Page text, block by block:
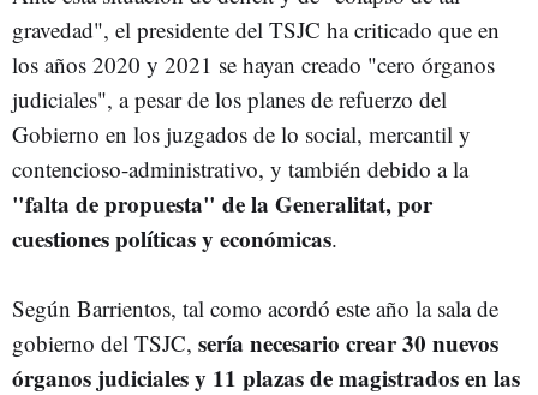
gravedad", el presidente del TSJC ha criticado que en
los años 2020 y 2021 se hayan creado "cero órganos
judiciales", a pesar de los planes de refuerzo del
Gobierno en los juzgados de lo social, mercantil y
contencioso-administrativo, y también debido a la
"falta de propuesta" de la Generalitat, por
cuestiones políticas y económicas.
Según Barrientos, tal como acordó este año la sala de
gobierno del TSJC, sería necesario crear 30 nuevos
órganos judiciales y 11 plazas de magistradosen las